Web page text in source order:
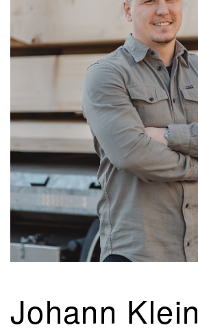
Johann Klein